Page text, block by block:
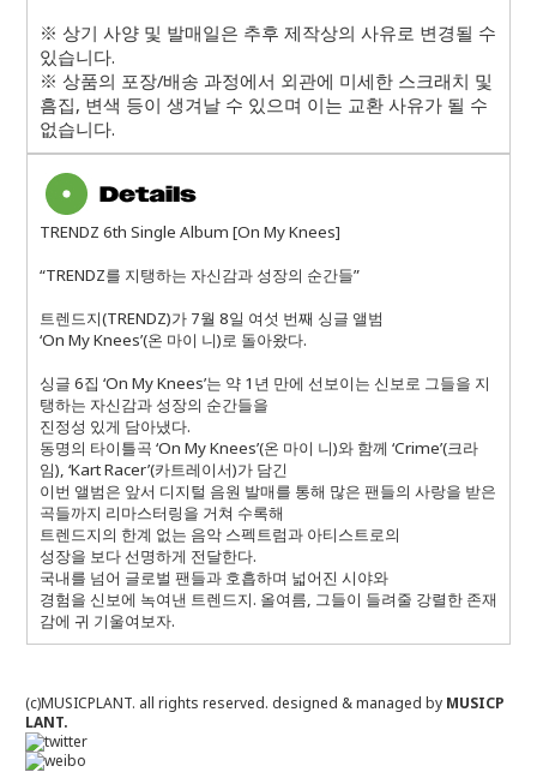
※ 상기 사양 및 발매일은 추후 제작상의 사유로 변경될 수
있습니다.
※ 상품의 포장/배송 과정에서 외관에 미세한 스크래치 및
흠집, 변색 등이 생겨날 수 있으며 이는 교환 사유가 될 수
없습니다.
TRENDZ 6th Single Album [On My Knees]
“TRENDZ를 지탱하는 자신감과 성장의 순간들”
트렌드지(TRENDZ)가 7월 8일 여섯 번째 싱글 앨범
‘On My Knees’(온 마이 니)로 돌아왔다.
싱글 6집 ‘On My Knees’는 약 1년 만에 선보이는 신보로 그들을 지
탱하는 자신감과 성장의 순간들을
진정성 있게 담아냈다.
동명의 타이틀곡 ‘On My Knees’(온 마이 니)와 함께 ‘Crime’(크라
임), ‘Kart Racer’(카트레이서)가 담긴
이번 앨범은 앞서 디지털 음원 발매를 통해 많은 팬들의 사랑을 받은
곡들까지 리마스터링을 거쳐 수록해
트렌드지의 한계 없는 음악 스펙트럼과 아티스트로의
성장을 보다 선명하게 전달한다.
국내를 넘어 글로벌 팬들과 호흡하며 넓어진 시야와
경험을 신보에 녹여낸 트렌드지. 올여름, 그들이 들려줄 강렬한 존재
감에 귀 기울여보자.
(c)MUSICPLANT. all rights reserved. designed & managed by MUSICP
LANT.